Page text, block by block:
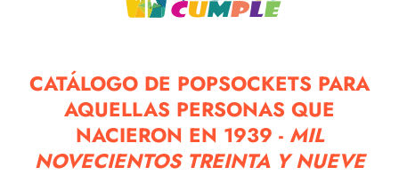
CATÁLOGO DE POPSOCKETS PARA
AQUELLAS PERSONAS QUE
NACIERON EN 1939 - MIL
NOVECIENTOS TREINTA Y NUEVE